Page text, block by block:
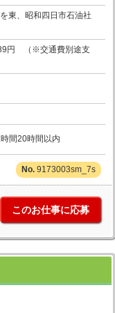
東、昭和四日市石油社
円 （※交通費別途支
間20時間以内
9173003sm_7s
このお仕事に応募